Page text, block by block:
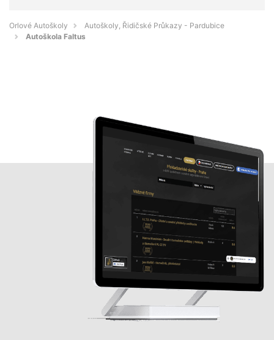
Orlové Autoškoly
Autoškoly, Řidičské Průkazy - Pardubice
Autoškola Faltus